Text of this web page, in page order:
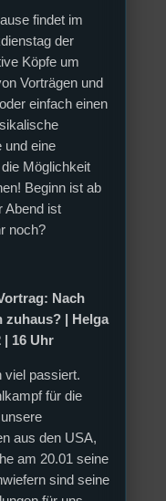
findet im
der
Köpfe um
Vorträgen und
einfach einen
und eine
Möglichkeit
Beginn ist ab
Abend ist
noch?
Nach
zuhaus? |
Helga
16 Uhr
viel passiert.
für die
aus den USA,
am 20.01 seine
sind seine